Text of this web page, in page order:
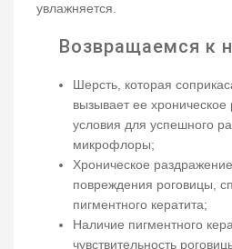
увлажняется.
Возвращаемся к
Шерсть, которая
вызывает ее
условия для успешного
микрофлоры;
Хроническое
повреждения роговицы,
пигментного кератита;
Наличие пигментного
чувствительность